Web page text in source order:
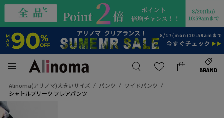
BRAND
Alinoma(アリノマ)大きいサイズ パンツ
ワイドパンツ
シャトルプリーツ フレアパンツ